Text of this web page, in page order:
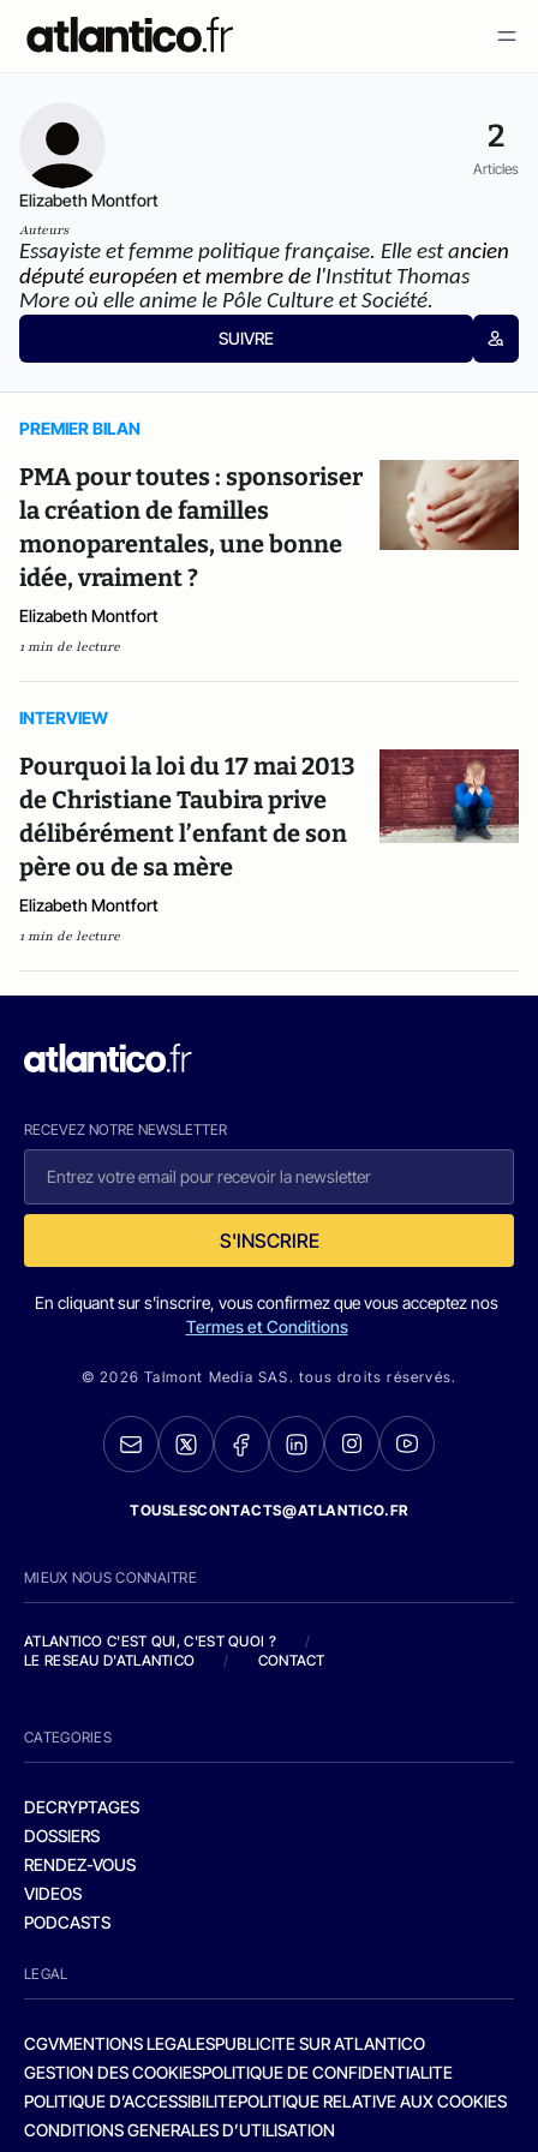
2
Articles
Elizabeth Montfort
Auteurs
Essayiste et femme politique française. Elle est ancien
député européen et membre de l'Institut Thomas
More où elle anime le Pôle Culture et Société.
SUIVRE
PREMIER BILAN
PMA pour toutes : sponsoriser
la création de familles
monoparentales, une bonne
idée, vraiment ?
Elizabeth Montfort
1 min de lecture
INTERVIEW
Pourquoi la loi du 17 mai 2013
de Christiane Taubira prive
délibérément l’enfant de son
père ou de sa mère
Elizabeth Montfort
1 min de lecture
RECEVEZ NOTRE NEWSLETTER
S'INSCRIRE
En cliquant sur s'inscrire, vous confirmez que vous acceptez nos
Termes et Conditions
© 2026 Talmont Media SAS. tous droits réservés.
TOUSLESCONTACTS@ATLANTICO.FR
MIEUX NOUS CONNAITRE
ATLANTICO C'EST QUI, C'EST QUOI ?
/
LE RESEAU D'ATLANTICO
/ CONTACT
CATEGORIES
DECRYPTAGES
DOSSIERS
RENDEZ-VOUS
VIDEOS
PODCASTS
LEGAL
CGVMENTIONS LEGALESPUBLICITE SUR ATLANTICO
GESTION DES COOKIESPOLITIQUE DE CONFIDENTIALITE
POLITIQUE D’ACCESSIBILITEPOLITIQUE RELATIVE AUX COOKIES
CONDITIONS GENERALES D’UTILISATION